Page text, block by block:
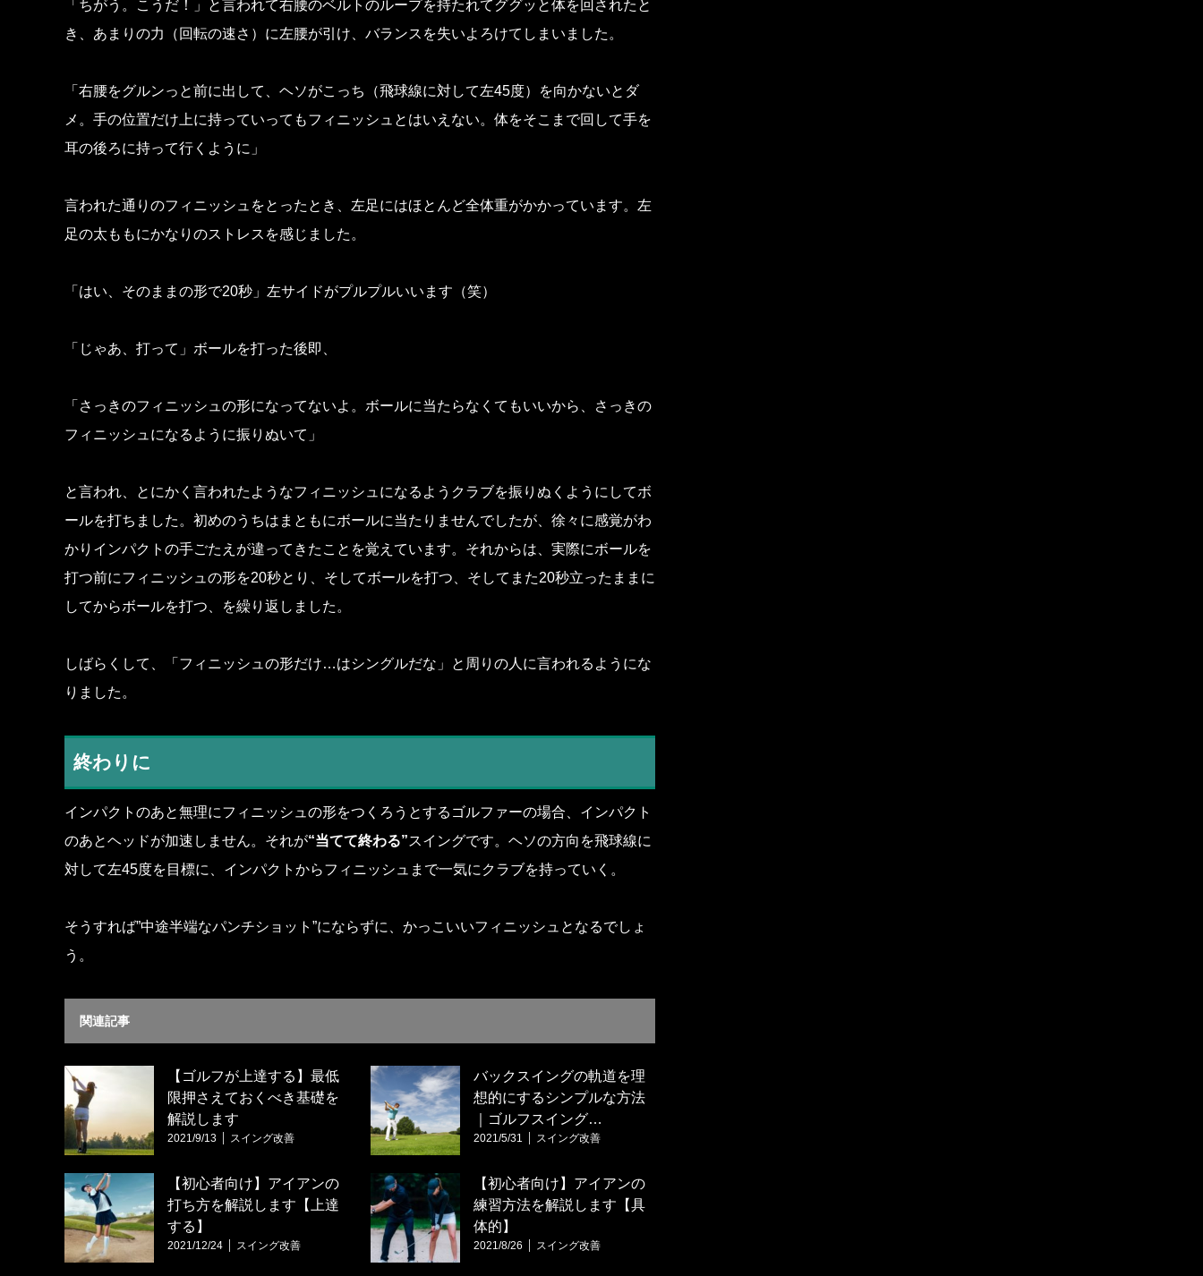
「ちがう。こうだ！」と言われて右腰のベルトのループを持たれてググッと体を回されたと
き、あまりの力（回転の速さ）に左腰が引け、バランスを失いよろけてしまいました。
「右腰をグルンっと前に出して、ヘソがこっち（飛球線に対して左45度）を向かないとダ
メ。手の位置だけ上に持っていってもフィニッシュとはいえない。体をそこまで回して手を
耳の後ろに持って行くように」
言われた通りのフィニッシュをとったとき、左足にはほとんど全体重がかかっています。左
足の太ももにかなりのストレスを感じました。
「はい、そのままの形で20秒」左サイドがプルプルいいます（笑）
「じゃあ、打って」ボールを打った後即、
「さっきのフィニッシュの形になってないよ。ボールに当たらなくてもいいから、さっきの
フィニッシュになるように振りぬいて」
と言われ、とにかく言われたようなフィニッシュになるようクラブを振りぬくようにしてボ
ールを打ちました。初めのうちはまともにボールに当たりませんでしたが、徐々に感覚がわ
かりインパクトの手ごたえが違ってきたことを覚えています。それからは、実際にボールを
打つ前にフィニッシュの形を20秒とり、そしてボールを打つ、そしてまた20秒立ったままに
してからボールを打つ、を繰り返しました。
しばらくして、「フィニッシュの形だけ…はシングルだな」と周りの人に言われるようにな
りました。
終わりに
インパクトのあと無理にフィニッシュの形をつくろうとするゴルファーの場合、インパクト
のあとヘッドが加速しません。それが“当てて終わる”スイングです。ヘソの方向を飛球線に
対して左45度を目標に、インパクトからフィニッシュまで一気にクラブを持っていく。
そうすれば”中途半端なパンチショット”にならずに、かっこいいフィニッシュとなるでしょ
う。
関連記事
【ゴルフが上達する】最低
限押さえておくべき基礎を
解説します
2021/9/13 スイング改善
バックスイングの軌道を理
想的にするシンプルな方法
｜ゴルフスイング…
2021/5/31 スイング改善
【初心者向け】アイアンの
打ち方を解説します【上達
する】
2021/12/24 スイング改善
【初心者向け】アイアンの
練習方法を解説します【具
体的】
2021/8/26 スイング改善